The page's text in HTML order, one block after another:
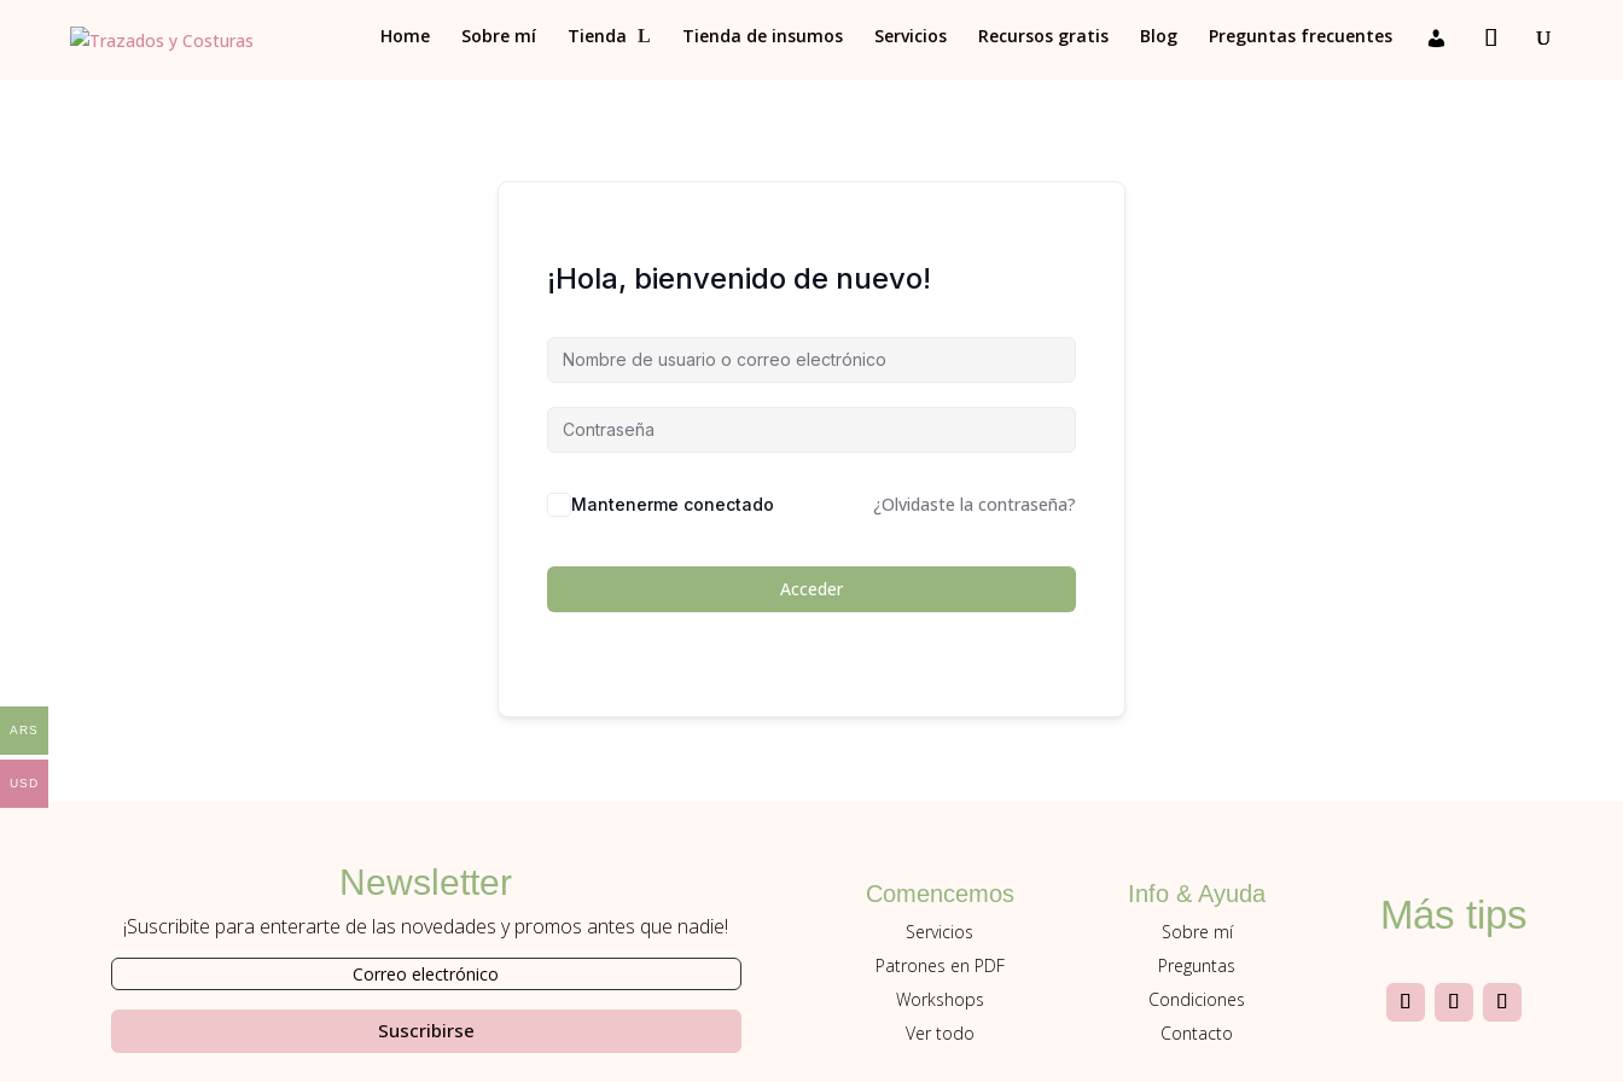
Home Sobre mí Tienda Tienda de insumos Servicios Recursos gratis Blog Preguntas frecuentes
¡Hola, bienvenido de nuevo!
Mantenerme conectado ¿Olvidaste la contraseña?
Acceder
Newsletter
¡Suscribite para enterarte de las novedades y promos antes que nadie!
Suscribirse
Comencemos
Servicios
Patrones en PDF
Workshops
Ver todo
Info & Ayuda
Sobre mí
Preguntas
Condiciones
Contacto
Más tips
ARS
USD